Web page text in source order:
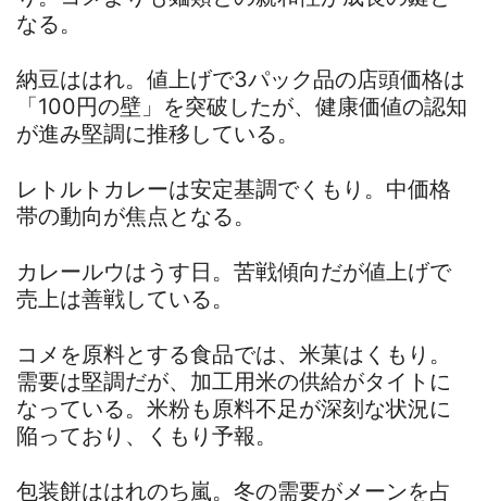
なる。
納豆ははれ。値上げで3パック品の店頭価格は
「100円の壁」を突破したが、健康価値の認知
が進み堅調に推移している。
レトルトカレーは安定基調でくもり。中価格
帯の動向が焦点となる。
カレールウはうす日。苦戦傾向だが値上げで
売上は善戦している。
コメを原料とする食品では、米菓はくもり。
需要は堅調だが、加工用米の供給がタイトに
なっている。米粉も原料不足が深刻な状況に
陥っており、くもり予報。
包装餅ははれのち嵐。冬の需要がメーンを占